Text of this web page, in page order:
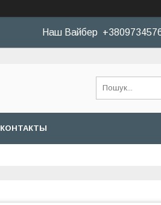
Наш Вайбер
КОНТАКТЫ